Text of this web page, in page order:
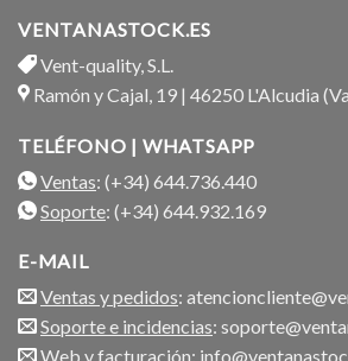
VENTANASTOCK.ES
Vent-quality, S.L.
Ramón y Cajal, 19 | 46250 L'Alcudia
TELÉFONO | WHATSAPP
Ventas: (+34) 644.736.440
Soporte: (+34) 644.932.169
E-MAIL
Ventas y pedidos:
Soporte e incidencias:
Web y facturación: